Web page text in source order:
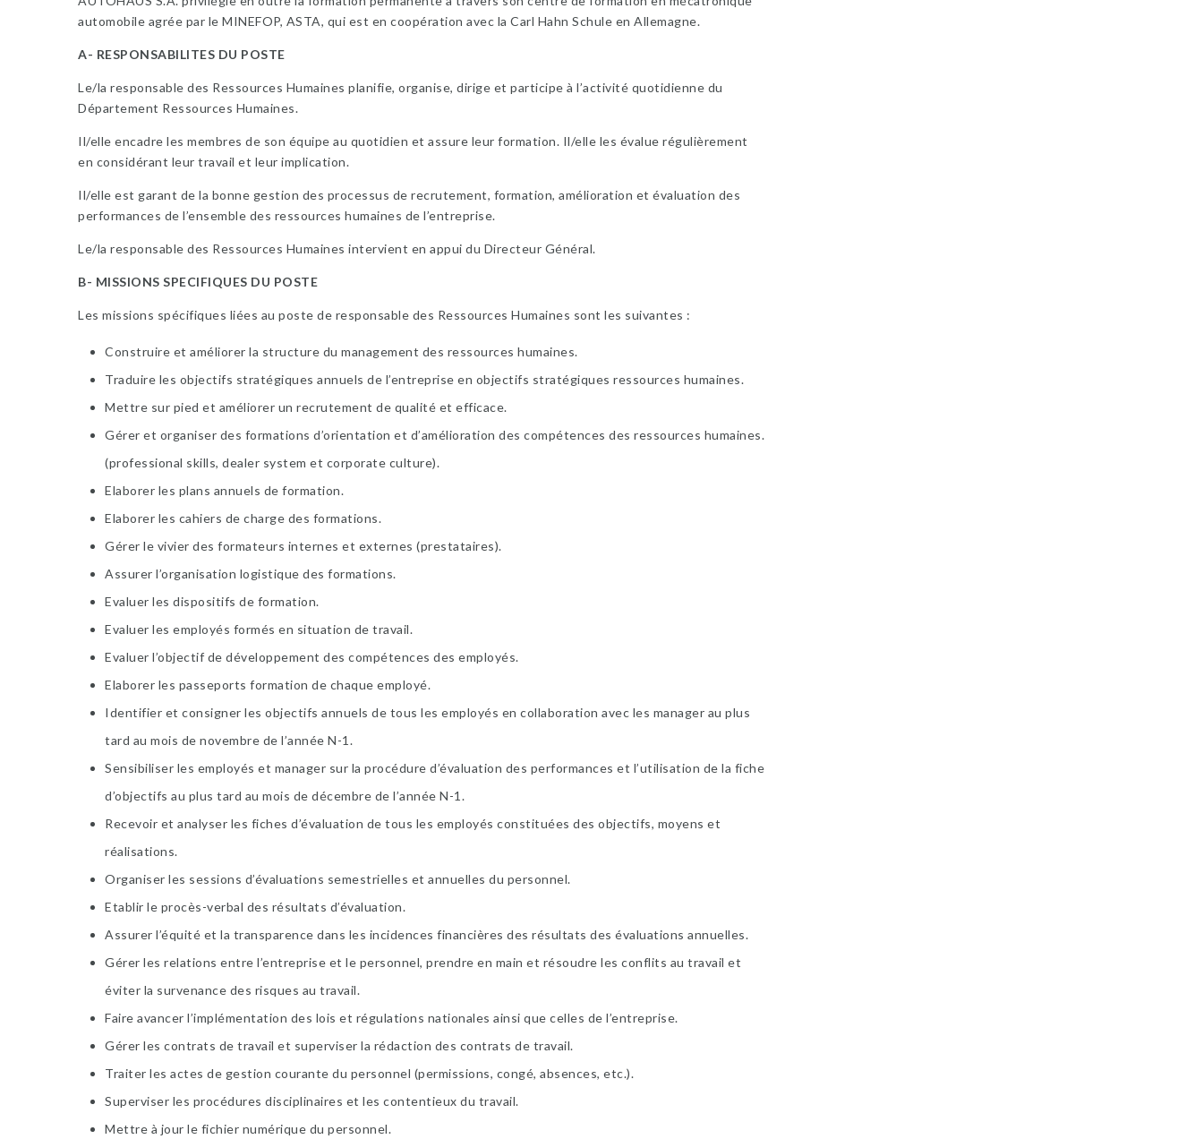
automobile agrée par le MINEFOP, ASTA, qui est en coopération avec la Carl Hahn Schule en Allemagne.
A- RESPONSABILITES DU POSTE
Le/la responsable des Ressources Humaines planifie, organise, dirige et participe à l’activité quotidienne du
Département Ressources Humaines.
Il/elle encadre les membres de son équipe au quotidien et assure leur formation. Il/elle les évalue régulièrement
en considérant leur travail et leur implication.
Il/elle est garant de la bonne gestion des processus de recrutement, formation, amélioration et évaluation des
performances de l’ensemble des ressources humaines de l’entreprise.
Le/la responsable des Ressources Humaines intervient en appui du Directeur Général.
B- MISSIONS SPECIFIQUES DU POSTE
Les missions spécifiques liées au poste de responsable des Ressources Humaines sont les suivantes :
Construire et améliorer la structure du management des ressources humaines.
Traduire les objectifs stratégiques annuels de l’entreprise en objectifs stratégiques ressources humaines.
Mettre sur pied et améliorer un recrutement de qualité et efficace.
Gérer et organiser des formations d’orientation et d’amélioration des compétences des ressources humaines.
(professional skills, dealer system et corporate culture).
Elaborer les plans annuels de formation.
Elaborer les cahiers de charge des formations.
Gérer le vivier des formateurs internes et externes (prestataires).
Assurer l’organisation logistique des formations.
Evaluer les dispositifs de formation.
Evaluer les employés formés en situation de travail.
Evaluer l’objectif de développement des compétences des employés.
Elaborer les passeports formation de chaque employé.
Identifier et consigner les objectifs annuels de tous les employés en collaboration avec les manager au plus
tard au mois de novembre de l’année N-1.
Sensibiliser les employés et manager sur la procédure d’évaluation des performances et l’utilisation de la fiche
d’objectifs au plus tard au mois de décembre de l’année N-1.
Recevoir et analyser les fiches d’évaluation de tous les employés constituées des objectifs, moyens et
réalisations.
Organiser les sessions d’évaluations semestrielles et annuelles du personnel.
Etablir le procès-verbal des résultats d’évaluation.
Assurer l’équité et la transparence dans les incidences financières des résultats des évaluations annuelles.
Gérer les relations entre l’entreprise et le personnel, prendre en main et résoudre les conflits au travail et
éviter la survenance des risques au travail.
Faire avancer l’implémentation des lois et régulations nationales ainsi que celles de l’entreprise.
Gérer les contrats de travail et superviser la rédaction des contrats de travail.
Traiter les actes de gestion courante du personnel (permissions, congé, absences, etc.).
Superviser les procédures disciplinaires et les contentieux du travail.
Mettre à jour le fichier numérique du personnel.